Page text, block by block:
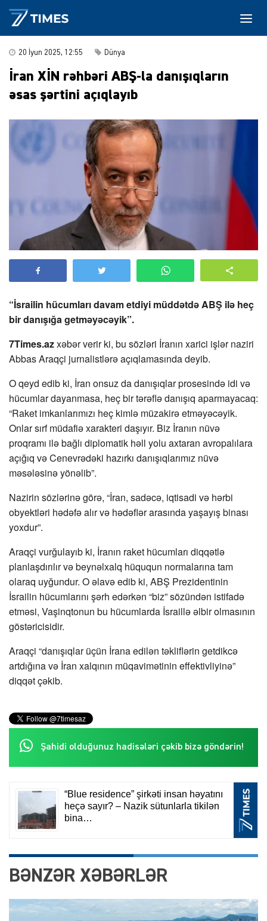
20 İyun 2025, 12:55 Dünya
İran XİN rəhbəri ABŞ-la danışıqların
əsas şərtini açıqlayıb
“İsrailin hücumları davam etdiyi müddətdə ABŞ ilə heç
bir danışığa getməyəcəyik”.
7Times.azxəbər verir ki, bu sözləri İranın xarici işlər naziri
Abbas Araqçi jurnalistlərə açıqlamasında deyib.
O qeyd edib ki, İran onsuz da danışıqlar prosesində idi və
hücumlar dayanmasa, heç bir tərəflə danışıq aparmayacaq:
“Raket imkanlarımızı heç kimlə müzakirə etməyəcəyik.
Onlar sırf müdafiə xarakteri daşıyır. Biz İranın nüvə
proqramı ilə bağlı diplomatik həll yolu axtaran avropalılara
açığıq və Cenevrədəki hazırkı danışıqlarımız nüvə
məsələsinə yönəlib”.
Nazirin sözlərinə görə, “İran, sadəcə, iqtisadi və hərbi
obyektləri hədəfə alır və hədəflər arasında yaşayış binası
yoxdur”.
Araqçi vurğulayıb ki, İranın raket hücumları diqqətlə
planlaşdırılır və beynəlxalq hüququn normalarına tam
olaraq uyğundur. O əlavə edib ki, ABŞ Prezidentinin
İsrailin hücumlarını şərh edərkən “biz” sözündən istifadə
etməsi, Vaşinqtonun bu hücumlarda İsraillə əlbir olmasının
göstəricisidir.
Araqçi “danışıqlar üçün İrana edilən təkliflərin getdikcə
artdığına və İran xalqının müqavimətinin effektivliyinə”
diqqət çəkib.
Şahidi olduğunuz hadisələri çəkib bizə göndərin!
BƏNZƏR XƏBƏRLƏR